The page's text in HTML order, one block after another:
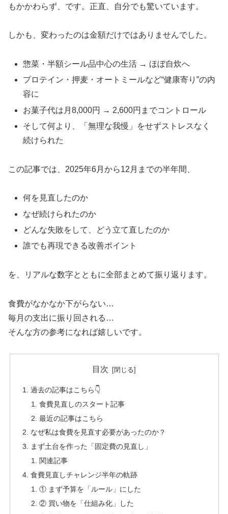
もかかわらず、です。正直、自分でも驚いています。
しかも、変わったのは金額だけではありませんでした。
惣菜・半額シール品中心の生活 → ほぼ自炊へ
プロテイン・押麦・オートミールなど“健康寄り”の内
容に
お菓子代は月8,000円 → 2,600円までコントロール
そして何より、「無理な我慢」をせずストレスなく
続けられた
この記事では、2025年6月から12月までの半年間、
何を見直したのか
なぜ続けられたのか
どんな失敗をして、どう立て直したのか
誰でも再現できる改善ポイント
を、リアルな数字とともに全部まとめて振り返ります。
食費がなかなか下がらない…
毎月の支出に振り回される…
そんな方の参考になれば嬉しいです。
目次
過去の記事はこちら👇
食費見直しのスタート記事
最近の記事はこちら
なぜ私は食費を見直す必要があったのか？
まず土台を作った「固定費の見直し」
関連記事
食費見直しチャレンジ半年の軌跡
① まず予算を「ルール」にした
② 買い物を「仕組み化」した